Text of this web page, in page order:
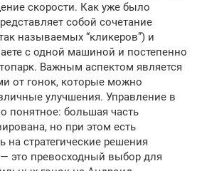
скорости. Как уже было
собой сочетание
называемых “кликеров”) и
с одной машиной и постепенно
Важным аспектом является
от гонок, которые можно
улучшения. Управление в
понятное: большая часть
но при этом есть
на стратегические решения
это превосходный выбор для